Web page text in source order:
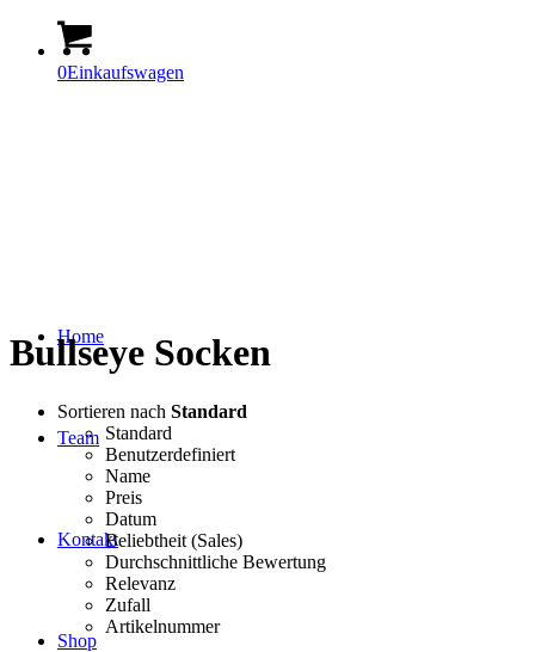
0Einkaufswagen
Home
Team
Kontakt
Shop
Bullseye Socken
Sortieren nach Standard
Standard
Benutzerdefiniert
Name
Preis
Datum
Beliebtheit (Sales)
Durchschnittliche Bewertung
Relevanz
Zufall
Artikelnummer